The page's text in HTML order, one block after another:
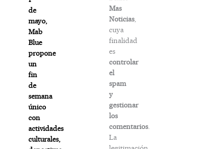
de
mayo,
Mab
Blue
propone
un
fin
de
semana
único
con
actividades
culturales,
Mas
Noticias,
cuya
finalidad
es
controlar
el
spam
y
gestionar
los
comentarios.
La